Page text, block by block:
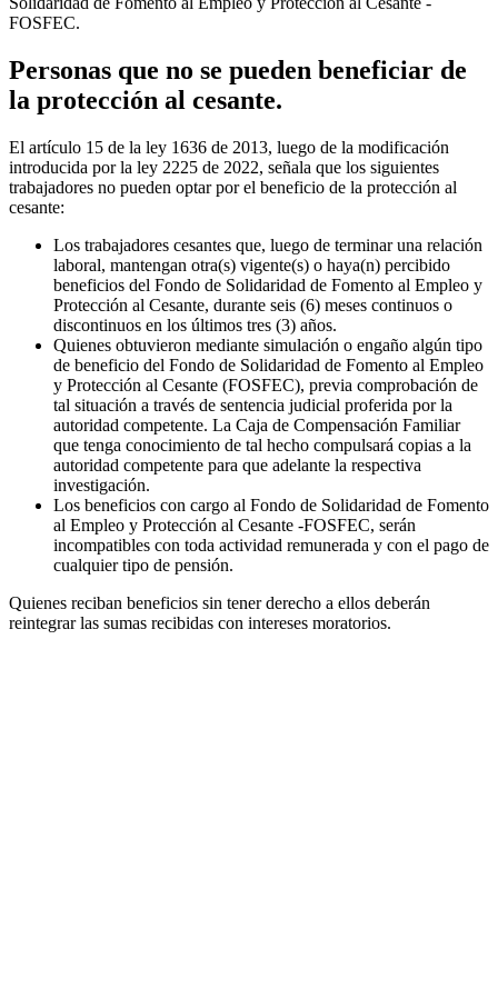
FOSFEC.
Personas que no se pueden beneficiar de
la protección al cesante.
El artículo 15 de la ley 1636 de 2013, luego de la modificación
introducida por la ley 2225 de 2022, señala que los siguientes
trabajadores no pueden optar por el beneficio de la protección al
cesante:
Los trabajadores cesantes que, luego de terminar una relación
laboral, mantengan otra(s) vigente(s) o haya(n) percibido
beneficios del Fondo de Solidaridad de Fomento al Empleo y
Protección al Cesante, durante seis (6) meses continuos o
discontinuos en los últimos tres (3) años.
Quienes obtuvieron mediante simulación o engaño algún tipo
de beneficio del Fondo de Solidaridad de Fomento al Empleo
y Protección al Cesante (FOSFEC), previa comprobación de
tal situación a través de sentencia judicial proferida por la
autoridad competente. La Caja de Compensación Familiar
que tenga conocimiento de tal hecho compulsará copias a la
autoridad competente para que adelante la respectiva
investigación.
Los beneficios con cargo al Fondo de Solidaridad de Fomento
al Empleo y Protección al Cesante -FOSFEC, serán
incompatibles con toda actividad remunerada y con el pago de
cualquier tipo de pensión.
Quienes reciban beneficios sin tener derecho a ellos deberán
reintegrar las sumas recibidas con intereses moratorios.